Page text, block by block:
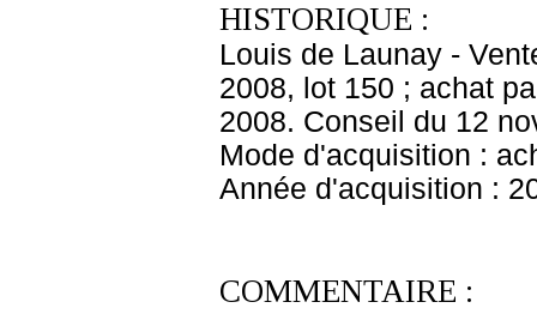
HISTORIQUE :
Louis de Launay -
2008, lot 150 ; achat
2008. Conseil du 12
Mode d'acquisition :
Année d'acquisition :
COMMENTAIRE :